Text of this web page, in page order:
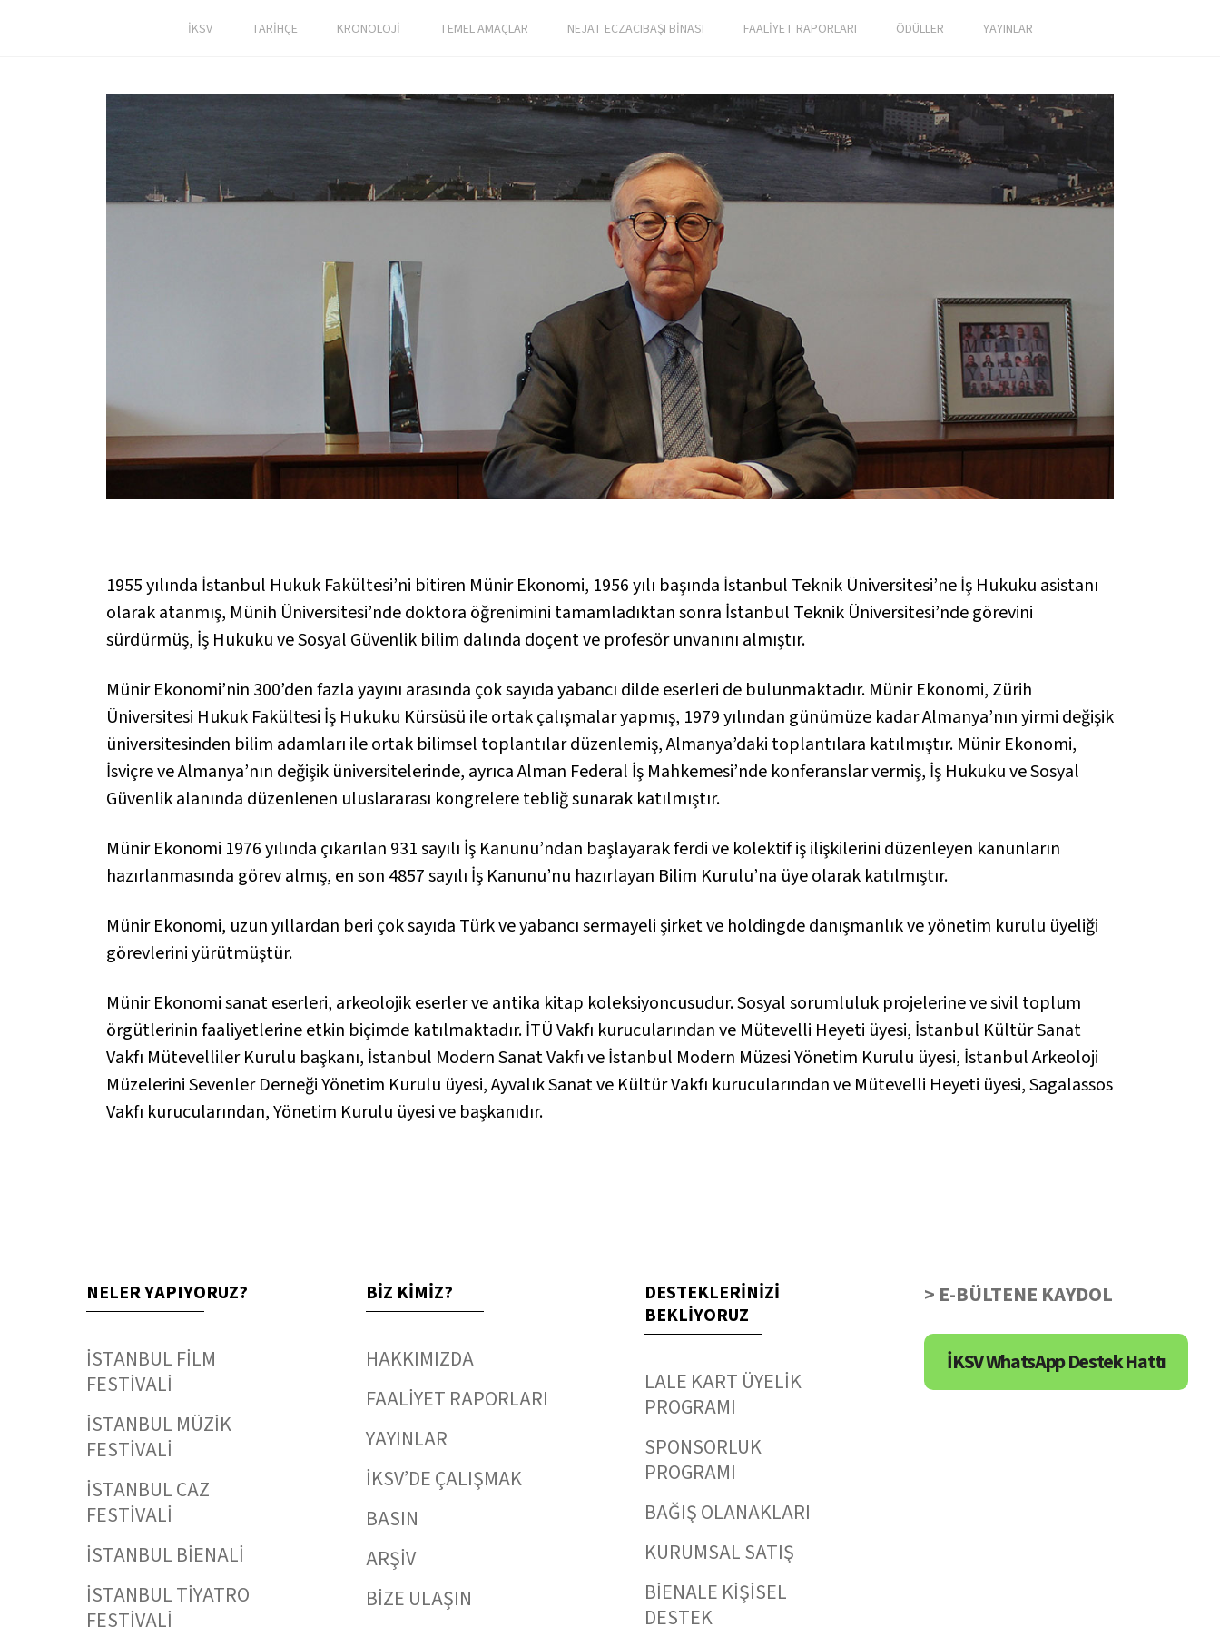
İKSV TARİHÇE KRONOLOJİ TEMEL AMAÇLAR NEJAT ECZACIBAŞI BİNASI FAALİYET RAPORLARI ÖDÜLLER YAYINLAR
1955 yılında İstanbul Hukuk Fakültesi’ni bitiren Münir Ekonomi, 1956 yılı başında İstanbul Teknik Üniversitesi’ne İş Hukuku asistanı
olarak atanmış, Münih Üniversitesi’nde doktora öğrenimini tamamladıktan sonra İstanbul Teknik Üniversitesi’nde görevini
sürdürmüş, İş Hukuku ve Sosyal Güvenlik bilim dalında doçent ve profesör unvanını almıştır.
Münir Ekonomi’nin 300’den fazla yayını arasında çok sayıda yabancı dilde eserleri de bulunmaktadır. Münir Ekonomi, Zürih
Üniversitesi Hukuk Fakültesi İş Hukuku Kürsüsü ile ortak çalışmalar yapmış, 1979 yılından günümüze kadar Almanya’nın yirmi değişik
üniversitesinden bilim adamları ile ortak bilimsel toplantılar düzenlemiş, Almanya’daki toplantılara katılmıştır. Münir Ekonomi,
İsviçre ve Almanya’nın değişik üniversitelerinde, ayrıca Alman Federal İş Mahkemesi’nde konferanslar vermiş, İş Hukuku ve Sosyal
Güvenlik alanında düzenlenen uluslararası kongrelere tebliğ sunarak katılmıştır.
Münir Ekonomi 1976 yılında çıkarılan 931 sayılı İş Kanunu’ndan başlayarak ferdi ve kolektif iş ilişkilerini düzenleyen kanunların
hazırlanmasında görev almış, en son 4857 sayılı İş Kanunu’nu hazırlayan Bilim Kurulu’na üye olarak katılmıştır.
Münir Ekonomi, uzun yıllardan beri çok sayıda Türk ve yabancı sermayeli şirket ve holdingde danışmanlık ve yönetim kurulu üyeliği
görevlerini yürütmüştür.
Münir Ekonomi sanat eserleri, arkeolojik eserler ve antika kitap koleksiyoncusudur. Sosyal sorumluluk projelerine ve sivil toplum
örgütlerinin faaliyetlerine etkin biçimde katılmaktadır. İTÜ Vakfı kurucularından ve Mütevelli Heyeti üyesi, İstanbul Kültür Sanat
Vakfı Mütevelliler Kurulu başkanı, İstanbul Modern Sanat Vakfı ve İstanbul Modern Müzesi Yönetim Kurulu üyesi, İstanbul Arkeoloji
Müzelerini Sevenler Derneği Yönetim Kurulu üyesi, Ayvalık Sanat ve Kültür Vakfı kurucularından ve Mütevelli Heyeti üyesi, Sagalassos
Vakfı kurucularından, Yönetim Kurulu üyesi ve başkanıdır.
NELER YAPIYORUZ?
İSTANBUL FİLM
FESTİVALİ
İSTANBUL MÜZİK
FESTİVALİ
İSTANBUL CAZ
FESTİVALİ
İSTANBUL BİENALİ
İSTANBUL TİYATRO
FESTİVALİ
BİZ KİMİZ?
HAKKIMIZDA
FAALİYET RAPORLARI
YAYINLAR
İKSV’DE ÇALIŞMAK
BASIN
ARŞİV
BİZE ULAŞIN
DESTEKLERİNİZİ
BEKLİYORUZ
LALE KART ÜYELİK
PROGRAMI
SPONSORLUK
PROGRAMI
BAĞIŞ OLANAKLARI
KURUMSAL SATIŞ
BİENALE KİŞİSEL
DESTEK
> E-BÜLTENE KAYDOL
İKSV WhatsApp Destek Hattı